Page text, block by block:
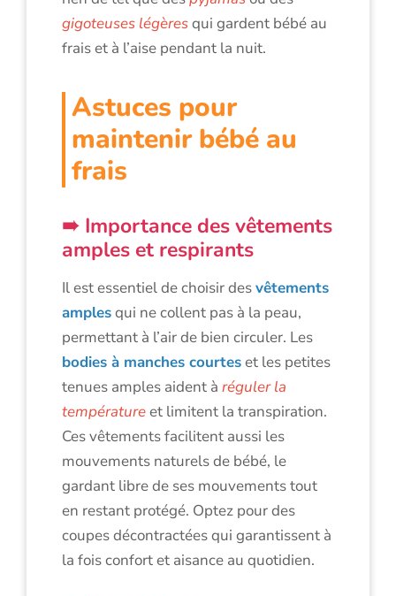
gigoteuses légèresqui gardent bébé au
frais et à l’aise pendant la nuit.
Astuces pour
maintenir bébé au
frais
Importance des vêtements
amples et respirants
Il est essentiel de choisir desvêtements
amplesqui ne collent pas à la peau,
permettant à l’air de bien circuler. Les
bodies à manches courteset les petites
tenues amples aident à réguler la
températureet limitent la transpiration.
Ces vêtements facilitent aussi les
mouvements naturels de bébé, le
gardant libre de ses mouvements tout
en restant protégé. Optez pour des
coupes décontractées qui garantissent à
la fois confort et aisance au quotidien.